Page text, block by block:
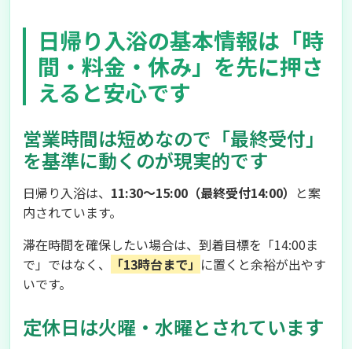
日帰り入浴の基本情報は「時
間・料金・休み」を先に押さ
えると安心です
営業時間は短めなので「最終受付」
を基準に動くのが現実的です
日帰り入浴は、 11:30～15:00（最終受付14:00） と案
内されています。
滞在時間を確保したい場合は、到着目標を「14:00ま
で」ではなく、
「13時台まで」 に置くと余裕が出やす
いです。
定休日は火曜・水曜とされています